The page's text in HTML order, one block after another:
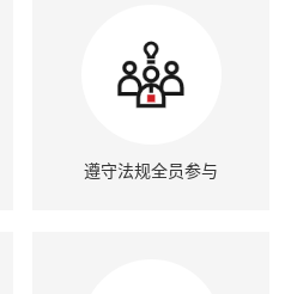
遵守法规全员参与